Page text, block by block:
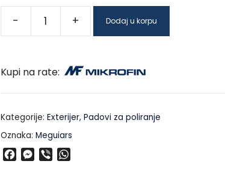
- + Dodaj u korpu
Kupi na rate:
Kategorije: Exterijer, Padovi za poliranje
Oznaka: Meguiars
M